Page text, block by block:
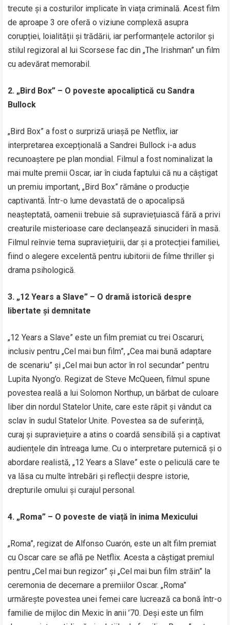
trecute și a costurilor implicate în viața criminală. Acest film
de aproape 3 ore oferă o viziune complexă asupra
corupției, loialității și trădării, iar performanțele actorilor și
stilul regizoral al lui Scorsese fac din „The Irishman” un film
cu adevărat memorabil.
2. „Bird Box” – O poveste apocaliptică cu Sandra
Bullock
„Bird Box” a fost o surpriză uriașă pe Netflix, iar
interpretarea excepțională a Sandrei Bullock i-a adus
recunoaștere pe plan mondial. Filmul a fost nominalizat la
mai multe premii Oscar, iar în ciuda faptului că nu a câștigat
un premiu important, „Bird Box” rămâne o producție
captivantă. Într-o lume devastată de o apocalipsă
neașteptată, oamenii trebuie să supraviețuiască fără a privi
creaturile misterioase care declanșează sinucideri în masă.
Filmul reînvie tema supraviețuirii, dar și a protecției familiei,
fiind o alegere excelentă pentru iubitorii de filme thriller și
drama psihologică.
3. „12 Years a Slave” – O dramă istorică despre
libertate și demnitate
„12 Years a Slave” este un film premiat cu trei Oscaruri,
inclusiv pentru „Cel mai bun film”, „Cea mai bună adaptare
de scenariu” și „Cel mai bun actor în rol secundar” pentru
Lupita Nyong’o. Regizat de Steve McQueen, filmul spune
povestea reală a lui Solomon Northup, un bărbat de culoare
liber din nordul Statelor Unite, care este răpit și vândut ca
sclav în sudul Statelor Unite. Povestea sa de suferință,
curaj și supraviețuire a atins o coardă sensibilă și a captivat
audiențele din întreaga lume. Cu o interpretare puternică și o
abordare realistă, „12 Years a Slave” este o peliculă care te
va lăsa cu multe întrebări și reflecții despre istorie,
drepturile omului și curajul personal.
4. „Roma” – O poveste de viață în inima Mexicului
„Roma”, regizat de Alfonso Cuarón, este un alt film premiat
cu Oscar care se află pe Netflix. Acesta a câștigat premiul
pentru „Cel mai bun regizor” și „Cel mai bun film străin” la
ceremonia de decernare a premiilor Oscar. „Roma”
urmărește povestea unei femei care lucrează ca bonă într-o
familie de mijloc din Mexic în anii ’70. Deși este un film